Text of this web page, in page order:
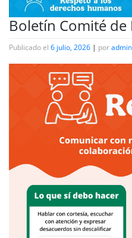
Boletín Comité de
Publicado el 6 julio, 2026 | por